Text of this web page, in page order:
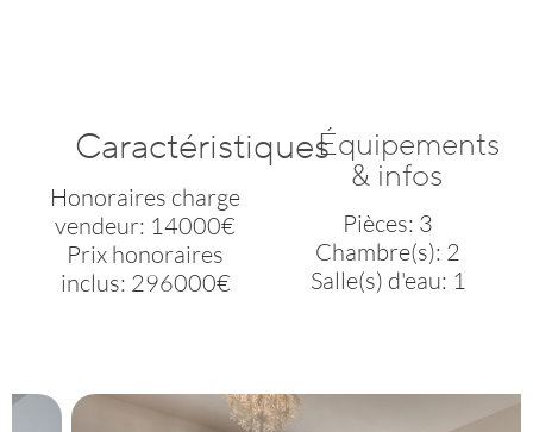
Caractéristiques
Honoraires charge
vendeur: 14000€
Prix honoraires
inclus: 296000€
Équipements
& infos
Pièces: 3
Chambre(s): 2
Salle(s) d'eau: 1